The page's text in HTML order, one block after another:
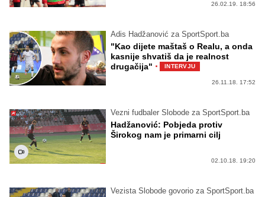
26.02.19. 18:56
Adis Hadžanović za SportSport.ba
"Kao dijete maštaš o Realu, a onda
kasnije shvatiš da je realnost
drugačija" · INTERVJU
26.11.18. 17:52
Vezni fudbaler Slobode za SportSport.ba
Hadžanović: Pobjeda protiv
Širokog nam je primarni cilj
02.10.18. 19:20
Vezista Slobode govorio za SportSport.ba